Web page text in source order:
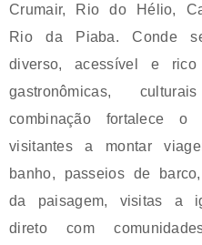
Crumair, Rio do Hélio,
Rio da Piaba. Conde
diverso, acessível e rico
gastronômicas,
combinação fortalece
visitantes a montar
banho, passeios de
da paisagem, visitas a
direto com